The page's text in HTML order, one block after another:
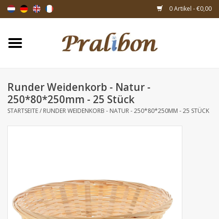
0 Artikel - €0,00
Startseite
Taschen & Beuteln
Verpackungsmaterialien
Themen
Runder Weidenkorb - Natur -
250*80*250mm - 25 Stück
STARTSEITE/ RUNDER WEIDENKORB - NATUR - 250*80*250MM - 25 STÜCK